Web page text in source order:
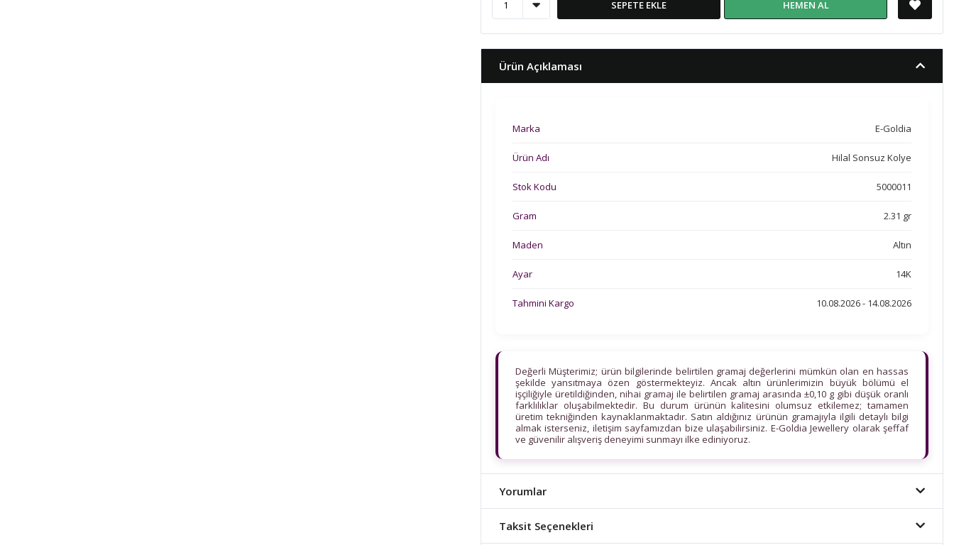
SEPETE EKLE HEMEN AL
Ürün Açıklaması
Marka E-Goldia
Ürün Adı Hilal Sonsuz Kolye
Stok Kodu 5000011
Gram 2.31 gr
Maden Altın
Ayar 14K
Tahmini Kargo 10.08.2026 - 14.08.2026
Değerli Müşterimiz; ürün bilgilerinde belirtilen gramaj değerlerini mümkün olan en hassas
şekilde yansıtmaya özen göstermekteyiz. Ancak altın ürünlerimizin büyük bölümü el
işçiliğiyle üretildiğinden, nihai gramaj ile belirtilen gramaj arasında ±0,10 g gibi düşük oranlı
farklılıklar oluşabilmektedir. Bu durum ürünün kalitesini olumsuz etkilemez; tamamen
üretim tekniğinden kaynaklanmaktadır. Satın aldığınız ürünün gramajıyla ilgili detaylı bilgi
almak isterseniz, iletişim sayfamızdan bize ulaşabilirsiniz. E-Goldia Jewellery olarak şeffaf
ve güvenilir alışveriş deneyimi sunmayı ilke ediniyoruz.
Yorumlar
Taksit Seçenekleri